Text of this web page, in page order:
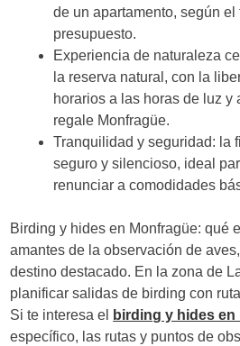
de un apartamento, según
presupuesto.
Experiencia de naturaleza
la reserva natural, con la
horarios a las horas de luz y
regale Monfragüe.
Tranquilidad y seguridad: la
seguro y silencioso, ideal
renunciar a comodidades
Birding y hides en Monfragüe: qué
amantes de la observación de
destino destacado. En la zona de
planificar salidas de birding con
Si te interesa el
birding y hides en
específico, las rutas y puntos de